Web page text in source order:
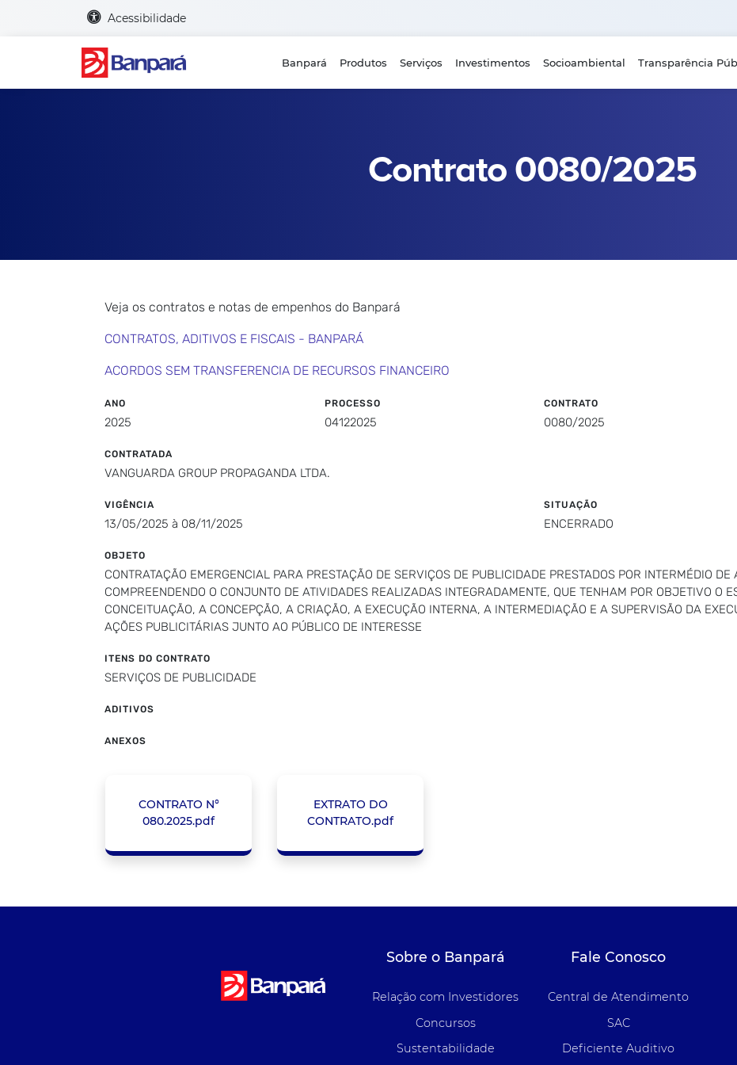
Acessibilidade
Banpará Produtos Serviços Investimentos Socioambiental Transparência
Contrato 0080/2025
Veja os contratos e notas de empenhos do Banpará
CONTRATOS, ADITIVOS E FISCAIS - BANPARÁ
ACORDOS SEM TRANSFERENCIA DE RECURSOS FINANCEIRO
ANO
2025
PROCESSO
04122025
CONTRATO
0080/2025
CONTRATADA
VANGUARDA GROUP PROPAGANDA LTDA.
VIGÊNCIA
13/05/2025 à 08/11/2025
SITUAÇÃO
ENCERRADO
OBJETO
CONTRATAÇÃO EMERGENCIAL PARA PRESTAÇÃO DE SERVIÇOS DE PUBLICIDADE PRESTADOS POR INTERMÉDIO
COMPREENDENDO O CONJUNTO DE ATIVIDADES REALIZADAS INTEGRADAMENTE, QUE TENHAM POR OBJETIVO O
CONCEITUAÇÃO, A CONCEPÇÃO, A CRIAÇÃO, A EXECUÇÃO INTERNA, A INTERMEDIAÇÃO E A SUPERVISÃO DA
AÇÕES PUBLICITÁRIAS JUNTO AO PÚBLICO DE INTERESSE
ITENS DO CONTRATO
SERVIÇOS DE PUBLICIDADE
ADITIVOS
ANEXOS
CONTRATO N°
080.2025.pdf
EXTRATO DO
CONTRATO.pdf
Sobre o Banpará
Relação com Investidores
Concursos
Sustentabilidade
Fale Conosco
Central de Atendimento
SAC
Deficiente Auditivo